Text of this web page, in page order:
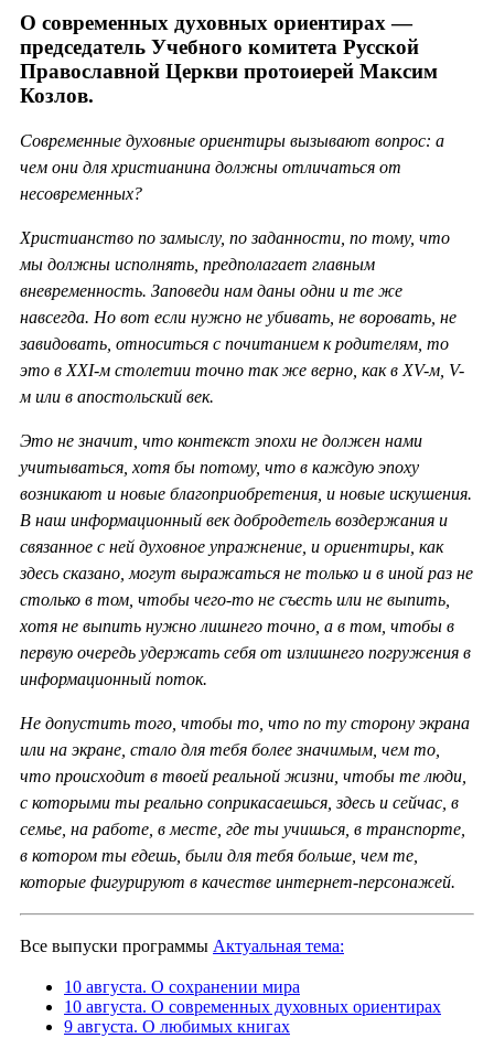
О современных духовных ориентирах —
председатель Учебного комитета Русской
Православной Церкви протоиерей Максим
Козлов.
Современные духовные ориентиры вызывают вопрос: а
чем они для христианина должны отличаться от
несовременных?
Христианство по замыслу, по заданности, по тому, что
мы должны исполнять, предполагает главным
вневременность. Заповеди нам даны одни и те же
навсегда. Но вот если нужно не убивать, не воровать, не
завидовать, относиться с почитанием к родителям, то
это в ХХI-м столетии точно так же верно, как вXV-м, V-
м или в апостольский век.
Это не значит, что контекст эпохи не должен нами
учитываться, хотя бы потому, что в каждую эпоху
возникают и новые благоприобретения, и новые искушения.
В наш информационный век добродетель воздержания и
связанное с ней духовное упражнение, и ориентиры, как
здесь сказано, могут выражаться не только и в иной раз не
столько в том, чтобы чего-то не съесть или не выпить,
хотя не выпить нужно лишнего точно, а в том, чтобы в
первую очередь удержать себя от излишнего погружения в
информационный поток.
Не допустить того, чтобы то, что по ту сторону экрана
или на экране, стало для тебя более значимым, чем то,
что происходит в твоей реальной жизни, чтобы те люди,
с которыми ты реально соприкасаешься, здесь и сейчас, в
семье, на работе, в месте, где ты учишься, в транспорте,
в котором ты едешь, были для тебя больше, чем те,
которые фигурируют в качестве интернет-персонажей.
Все выпуски программы Актуальная тема:
10 августа. О сохранении мира
10 августа. О современных духовных ориентирах
9 августа. О любимых книгах